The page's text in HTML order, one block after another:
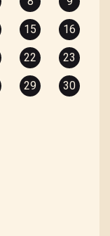
15 16
22 23
29 30